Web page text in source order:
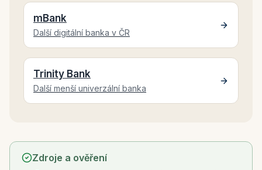
mBank
Další digitální banka v ČR
Trinity Bank
Další menší univerzální banka
Zdroje a ověření